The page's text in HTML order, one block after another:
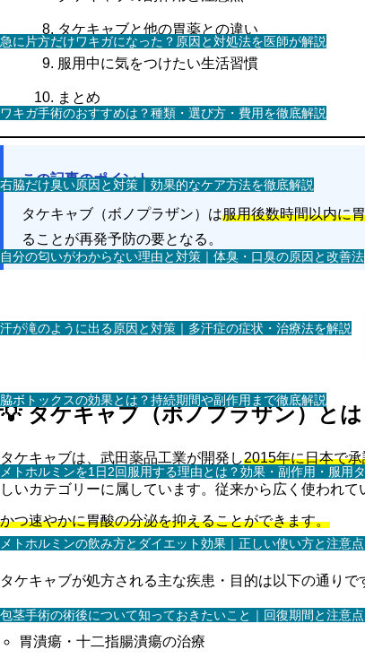
急に片方だけワキガになった？原因と対処法を医師が解説
ワキガ手術のおすすめは？種類・選び方・費用を徹底解説
右脇だけ臭い原因と対策｜効果的なケア方法を徹底解説
自分の匂いがわからない理由と対策｜体臭・口臭の原因と改善法
汗が滝のように出る原因と対策｜多汗症の症状・治療法を解説
脇ボトックスの効果とは？持続期間や副作用まで徹底解説
メトホルミンを1日2回服用する理由とは？効果・副作用・服用
メトホルミンの飲み方とダイエット効果｜正しい使い方と注意
包茎手術の術後について知っておきたいこと｜回復期間と注意
タケキャブと他の胃薬との違い
服用中に気をつけたい生活習慣
まとめ
この記事のポイント
タケキャブ（ボノプラザン）は服用後数時間以内に
ることが再発予防の要となる。
💡 タケキャブ（ボノプラザン）とは
タケキャブは、武田薬品工業が開発し2015年に日本で
しいカテゴリーに属しています。従来から広く使われ
かつ速やかに胃酸の分泌を抑えることができます。
タケキャブが処方される主な疾患・目的は以下の通りで
胃潰瘍・十二指腸潰瘍の治療